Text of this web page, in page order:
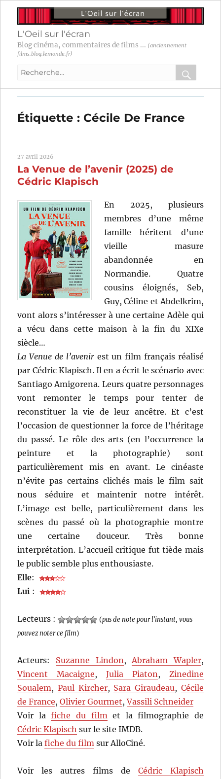
L'Oeil sur l'écran
Blog cinéma, commentaires de films ... (anciennement
films.blog.lemonde.fr)
Recherche
:
OK
Étiquette : Cécile De France
27 avril 2026
La Venue de l’avenir (2025) de
Cédric Klapisch
En 2025, plusieurs
membres d’une même
famille héritent d’une
vieille masure
abandonnée en
Normandie. Quatre
cousins éloignés, Seb,
Guy, Céline et Abdelkrim,
vont alors s’intéresser à une certaine Adèle qui
a vécu dans cette maison à la fin du XIXe
siècle…
La Venue de l’avenirest un film français réalisé
par Cédric Klapisch. Il en a écrit le scénario avec
Santiago Amigorena. Leurs quatre personnages
vont remonter le temps pour tenter de
reconstituer la vie de leur ancêtre. Et c’est
l’occasion de questionner la force de l’héritage
du passé. Le rôle des arts (en l’occurrence la
peinture et la photographie) sont
particulièrement mis en avant. Le cinéaste
n’évite pas certains clichés mais le film sait
nous séduire et maintenir notre intérêt.
L’image est belle, particulièrement dans les
scènes du passé où la photographie montre
une certaine douceur. Très bonne
interprétation. L’accueil critique fut tiède mais
le public semble plus enthousiaste.
Elle:
Lui :
Lecteurs : (pas de note pour l'instant, vous
pouvez noter ce film)
Acteurs: Suzanne Lindon,Abraham Wapler,
Vincent Macaigne,Julia Piaton, Zinedine
Soualem, Paul Kircher, Sara Giraudeau, Cécile
de France,Olivier Gourmet,Vassili Schneider
Voir lafiche du filmet la filmographie de
Cédric Klapisch sur le site IMDB.
Voir lafiche du film sur AlloCiné.
Voir les autres films de Cédric Klapisch